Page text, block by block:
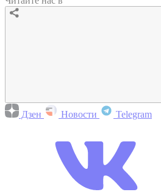
Дзен Новости Telegram